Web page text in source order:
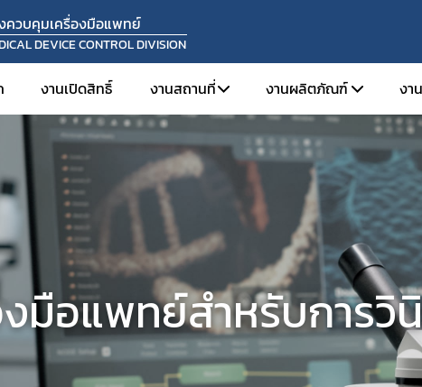
ควบคุมเครื่องมือแพทย์
DEVICE CONTROL DIVISION
งานเปิดสิทธิ์ งานสถานที่
จดทะเบียนสถานประกอบการ
ระบบคุณภาพการผลิต
ระบบคุณภาพการนำเข้าหรือขาย
ข่าวสารงานสถานที่
การปรึกษาแบบแปลนสถานที่ผลิตเครื่อง
ผู้ควบคุมการผลิต/นำเข้า/ขายเครื่องมือแ
งานผลิตภัณฑ์
การขึ้นทะเบียนผลิตภัณ
งานเครื่องมือแพทย์
งานเครื่องมือแพท
งานเครื่องมือแพทย์
งานเครื่องมือแพท
ผลิตเพื่อการส่งออก
วินิจฉัยผลิตภัณฑ์
ต่ออายุ
งา
มือแพทย์สำหรับการ